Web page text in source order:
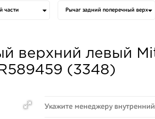
верхний левый
(3348)
Укажите менеджеру